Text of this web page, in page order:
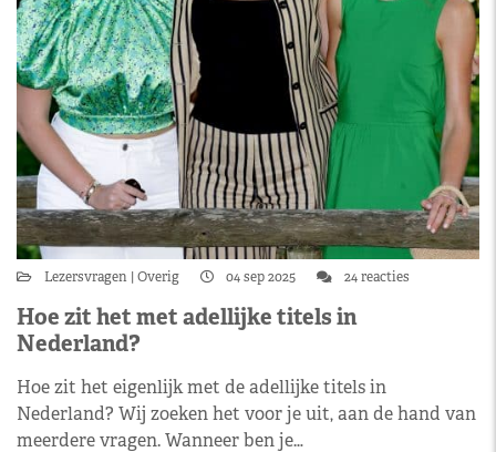
Lezersvragen Overig 04 sep 2025 24 reacties
Hoe zit het met adellijke titels in
Nederland?
Hoe zit het eigenlijk met de adellijke titels in
Nederland? Wij zoeken het voor je uit, aan de hand van
meerdere vragen. Wanneer ben je…